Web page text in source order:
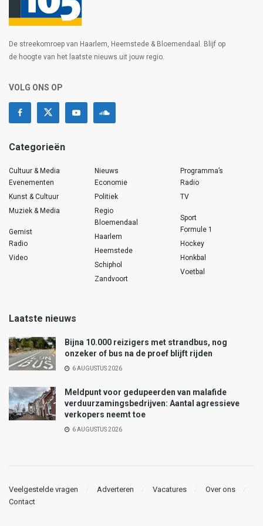
De streekomroep van Haarlem, Heemstede & Bloemendaal. Blijf op
de hoogte van het laatste nieuws uit jouw regio.
VOLG ONS OP
Categorieën
Cultuur & Media
Evenementen
Kunst & Cultuur
Muziek & Media
Gemist
Radio
Video
Nieuws
Economie
Politiek
Regio
Bloemendaal
Haarlem
Heemstede
Schiphol
Zandvoort
Programma’s
Radio
TV
Sport
Formule 1
Hockey
Honkbal
Voetbal
Laatste nieuws
Bijna 10.000 reizigers met strandbus, nog
onzeker of bus na de proef blijft rijden
6 AUGUSTUS 2026
Meldpunt voor gedupeerden van malafide
verduurzamingsbedrijven: Aantal agressieve
verkopers neemt toe
6 AUGUSTUS 2026
Veelgestelde vragen Adverteren Vacatures
Over ons
Contact